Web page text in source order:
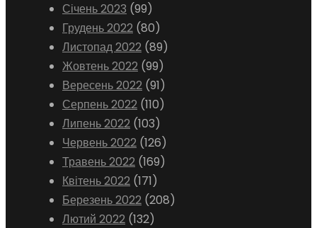
Січень 2023 (99)
Грудень 2022 (80)
Листопад 2022 (89)
Жовтень 2022 (99)
Вересень 2022 (91)
Серпень 2022 (110)
Липень 2022 (103)
Червень 2022 (126)
Травень 2022 (169)
Квітень 2022 (171)
Березень 2022 (208)
Лютий 2022 (132)